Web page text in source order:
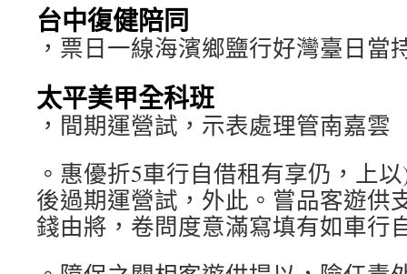
台中復健陪同
，票日一線海濱鄉鹽行好灣臺日當
太平美甲全科班
，間期運營試，示表處理管南嘉雲
。惠優折5車行自借租有享仍，上
後過期運營試，外此。嘗品客遊供
錢由將，卷問度意滿寫填有如車行